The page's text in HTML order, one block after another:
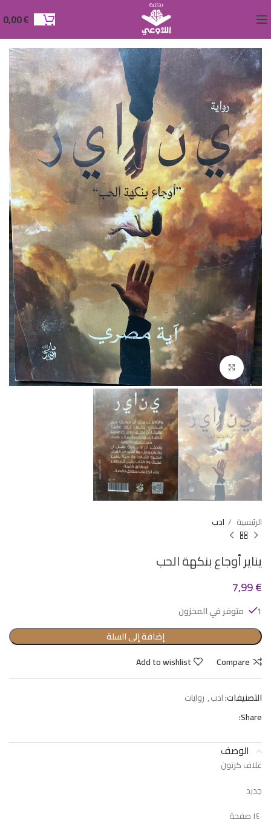
0,00€
Click to enlarge
الرئيسية ادب
يناير أوجاع بنكهة الحب
7,99€
1 متوفر في المخزون
إضافة إلى السلة
Compare
Add to wishlist
التصنيفات:ادب, روايات
Share:
الوصف
غلاف كرتون
جدبد
١٤٠ صفحة